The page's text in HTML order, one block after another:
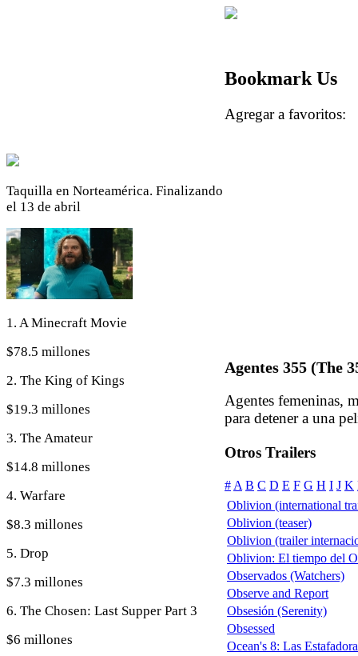
Taquilla en Norteamérica. Finalizando
el 13 de abril
1. A Minecraft Movie
$78.5 millones
2. The King of Kings
$19.3 millones
3. The Amateur
$14.8 millones
4. Warfare
$8.3 millones
5. Drop
$7.3 millones
6. The Chosen: Last Supper Part 3
$6 millones
Bookmark Us
Agregar a
Agentes 355 (The
Agentes femeninas,
para detener a una
Otros Trailers
# A B C D E F G H I J K
Oblivion (international
Oblivion (teaser)
Oblivion (trailer
Oblivion: El tiempo del
Observados (Watchers)
Observe and Report
Obsesión (Serenity)
Obsessed
Ocean's 8: Las